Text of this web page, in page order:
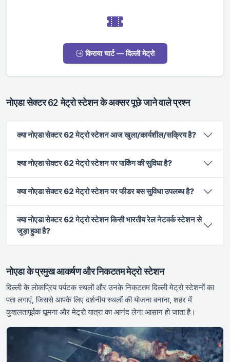
किराया चार्ट — दिल्ली मेट्रो
नोएडा सेक्टर 62 मेट्रो स्टेशन के अक्सर पूछे जाने वाले प्रश्न
क्या नोएडा सेक्टर 62 मेट्रो स्टेशन आज खुला/कार्यशील/सक्रिय है?
क्या नोएडा सेक्टर 62 मेट्रो स्टेशन पर पार्किंग की सुविधा है?
क्या नोएडा सेक्टर 62 मेट्रो स्टेशन पर फीडर बस सुविधा उपलब्ध है?
क्या नोएडा सेक्टर 62 मेट्रो स्टेशन किसी भारतीय रेल नेटवर्क स्टेशन से
जुड़ा हुआ है?
नोएडा के प्रमुख आकर्षण और निकटतम मेट्रो स्टेशन
दिल्ली के लोकप्रिय पर्यटक स्थलों और उनके निकटतम दिल्ली मेट्रो स्टेशनों का
पता लगाएं, जिससे आपके लिए दर्शनीय स्थलों की योजना बनाना, शहर में
कुशलतापूर्वक घूमना और मेट्रो यात्रा का आनंद लेना आसान हो जाता है।